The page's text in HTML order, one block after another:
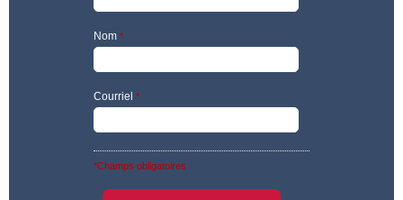
Nom *
Courriel *
*Champs obligatoires